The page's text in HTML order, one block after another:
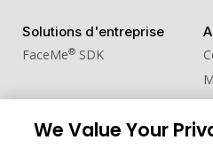
Solutions d'entreprise
FaceMe® SDK
We Value Your